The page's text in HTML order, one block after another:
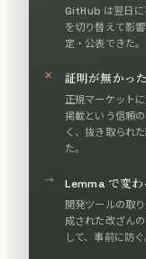
GitHub は翌日に
を切り替えて影
定・公表できた。
✕ 証明が無かった
正規マーケット
掲載という信頼
く、抜き取られ
た。
→ Lemma で変わ
開発ツールの取
成された改ざん
して、事前に防ぐ